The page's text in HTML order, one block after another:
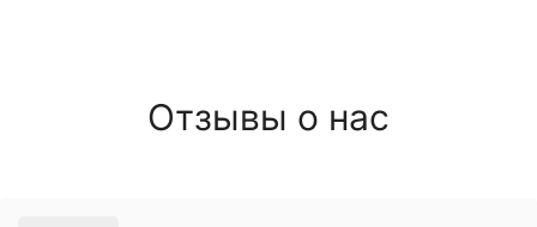
Отзывы о нас